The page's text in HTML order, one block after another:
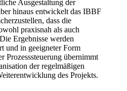
Ausgestaltung der
hinaus entwickelt das IBBF
dass die
praxisnah als auch
Ergebnisse werden
und in geeigneter Form
Prozesssteuerung übernimmt
der regelmäßigen
des Projekts.